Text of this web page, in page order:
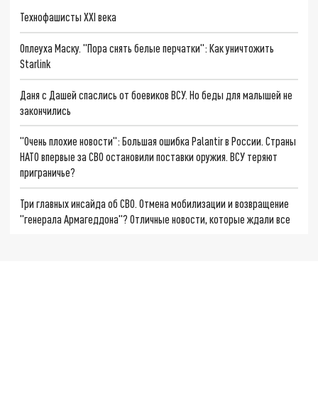
Технофашисты XXI века
Оплеуха Маску. "Пора снять белые перчатки": Как уничтожить
Starlink
Даня с Дашей спаслись от боевиков ВСУ. Но беды для малышей не
закончились
"Очень плохие новости": Большая ошибка Palantir в России. Страны
НАТО впервые за СВО остановили поставки оружия. ВСУ теряют
приграничье?
Три главных инсайда об СВО. Отмена мобилизации и возвращение
"генерала Армагеддона"? Отличные новости, которые ждали все